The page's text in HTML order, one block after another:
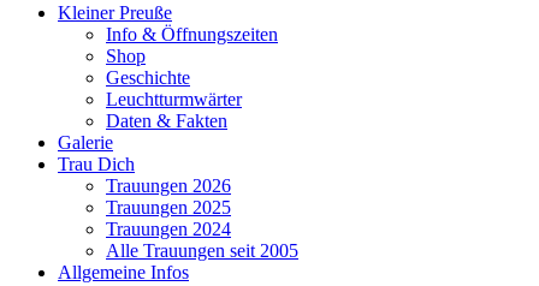
Kleiner Preuße
Info & Öffnungszeiten
Shop
Geschichte
Leuchtturmwärter
Daten & Fakten
Galerie
Trau Dich
Trauungen 2026
Trauungen 2025
Trauungen 2024
Alle Trauungen seit 2005
Allgemeine Infos